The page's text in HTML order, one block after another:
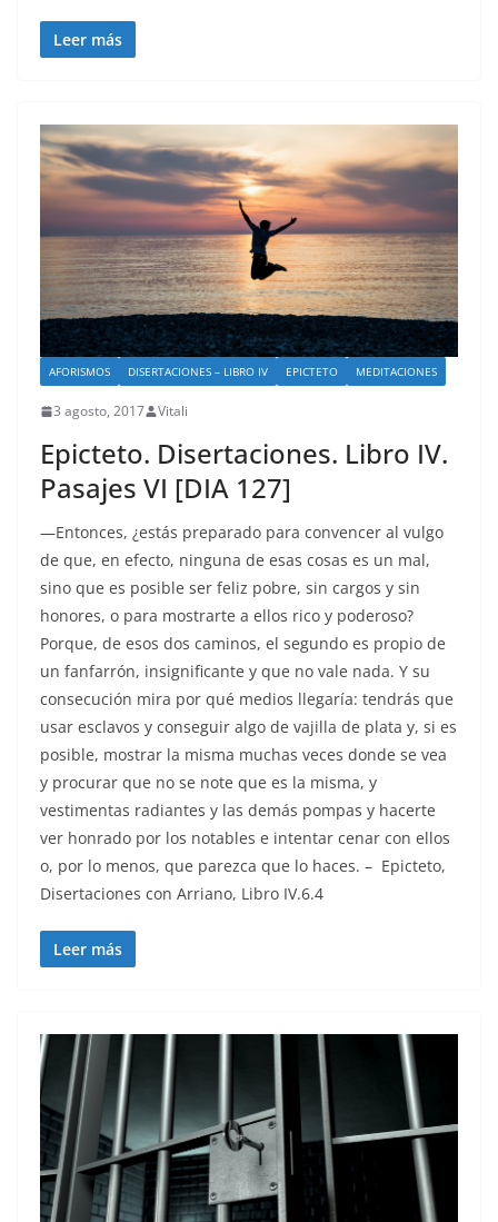
Leer más
AFORISMOS DISERTACIONES – LIBRO IV EPICTETO MEDITACIONES
3 agosto, 2017 Vitali
Epicteto. Disertaciones. Libro IV.
Pasajes VI [DIA 127]
—Entonces, ¿estás preparado para convencer al vulgo
de que, en efecto, ninguna de esas cosas es un mal,
sino que es posible ser feliz pobre, sin cargos y sin
honores, o para mostrarte a ellos rico y poderoso?
Porque, de esos dos caminos, el segundo es propio de
un fanfarrón, insignificante y que no vale nada. Y su
consecución mira por qué medios llegaría: tendrás que
usar esclavos y conseguir algo de vajilla de plata y, si es
posible, mostrar la misma muchas veces donde se vea
y procurar que no se note que es la misma, y
vestimentas radiantes y las demás pompas y hacerte
ver honrado por los notables e intentar cenar con ellos
o, por lo menos, que parezca que lo haces. – Epicteto,
Disertaciones con Arriano, Libro IV.6.4
Leer más